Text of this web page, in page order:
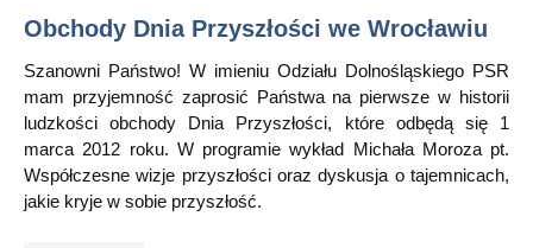
Obchody Dnia Przyszłości we Wrocławiu
Szanowni Państwo! W imieniu Odziału Dolnośląskiego PSR
mam przyjemność zaprosić Państwa na pierwsze w historii
ludzkości obchody Dnia Przyszłości, które odbędą się 1
marca 2012 roku. W programie wykład Michała Moroza pt.
Współczesne wizje przyszłości oraz dyskusja o tajemnicach,
jakie kryje w sobie przyszłość.